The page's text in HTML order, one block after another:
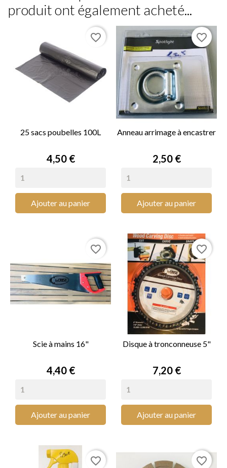
produit ont également acheté...
25 sacs poubelles 100L
Prix
4,50 €
Ajouter au panier
favorite_border
Anneau arrimage à encastrer
Prix
2,50 €
Ajouter au panier
favorite_border
Scie à mains 16"
Prix
4,40 €
Ajouter au panier
favorite_border
Disque à tronconneuse 5"
Prix
7,20 €
Ajouter au panier
favorite_border
favorite_border favorite_border